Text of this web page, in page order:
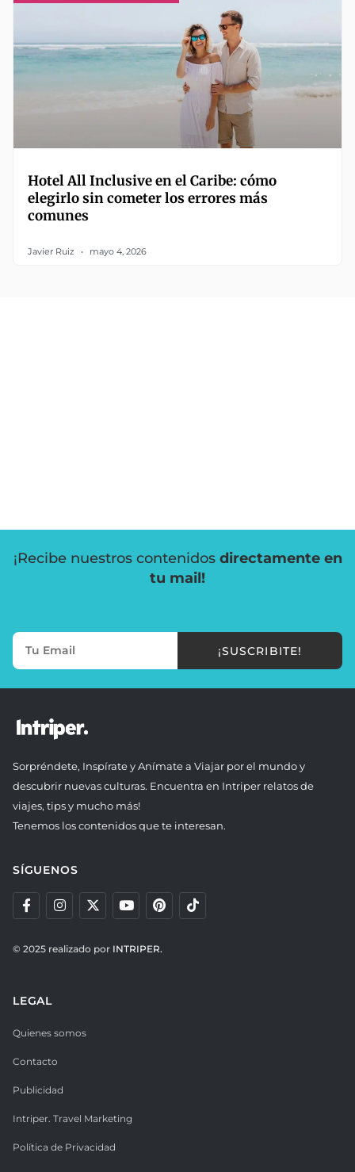
Hotel All Inclusive en el Caribe: cómo
elegirlo sin cometer los errores más
comunes
Javier Ruiz mayo 4, 2026
¡Recibe nuestros contenidos directamente en
tu mail!
¡SUSCRIBITE!
Sorpréndete, Inspírate y Anímate a Viajar por el mundo y
descubrir nuevas culturas. Encuentra en Intriper relatos de
viajes, tips y mucho más!
Tenemos los contenidos que te interesan.
SÍGUENOS
© 2025 realizado por INTRIPER.
LEGAL
Quienes somos
Contacto
Publicidad
Intriper. Travel Marketing
Política de Privacidad